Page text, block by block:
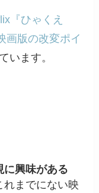
『ひゃくえ
画版の改変ポイ
います。
に興味がある
れまでにない映